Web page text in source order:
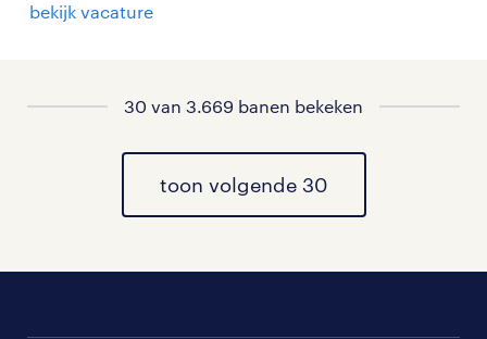
bekijk vacature
30 van 3.669 banen bekeken
toon volgende 30